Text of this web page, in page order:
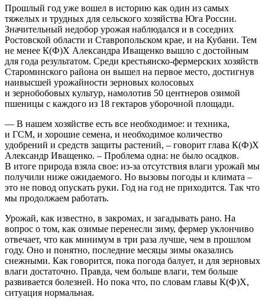
Прошлый год уже вошел в историю как один из самых
тяжелых и трудных для сельского хозяйства Юга России.
Значительный недобор урожая наблюдался и в соседних
Ростовской области и Ставропольском крае, и на Кубани. Тем
не менее К(Ф)Х Александра Иващенко вышло с достойным
для года результатом. Среди крестьянско-­фермерских хозяйств
Староминского района он вышел на первое место, достигнув
наивысшей урожайнос­ти зерновых колосовых
и зернобобовых культур, намолотив 50 центнеров озимой
пшеницы с каждого из 18 гектаров уборочной площади.
— В нашем хозяйстве есть все необходимое: и техника,
и ГСМ, и хорошие семена, и необходимое количество
удобрений и средств защиты растений, – ​говорит глава К(Ф)Х
Александр Иващенко. – ​Проблема одна: не было осадков.
В итоге природа взяла свое: из-за отсутствия влаги урожай мы
получили ниже ожидаемого. Но вызовы погоды и климата – ​
это не повод опускать руки. Год на год не приходится. Так что
мы продолжаем работать.
Урожай, как известно, в закромах, и загадывать рано. На
вопрос о том, как озимые перенесли зиму, фермер уклончиво
отвечает, что как минимум в три раза лучше, чем в прошлом
году. Оно и понятно, последние месяцы зимы оказались
снежными. Как говорится, пока погода балует, и для зерновых
влаги достаточно. Правда, чем больше влаги, тем больше
развивается болезней. Но пока что, по словам главы К(Ф)Х,
ситуация нормальная.